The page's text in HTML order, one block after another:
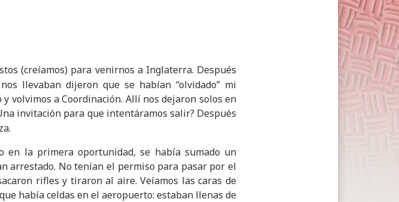
(creíamos) para venirnos a Inglaterra. Después
llevaban dijeron que se habían “olvidado” mi
volvimos a Coordinación. Allí nos dejaron solos en
invitación para que intentáramos salir? Después
en la primera oportunidad, se había sumado un
arrestado. No tenían el permiso para pasar por el
rifles y tiraron al aire. Veíamos las caras de
había celdas en el aeropuerto: estaban llenas de